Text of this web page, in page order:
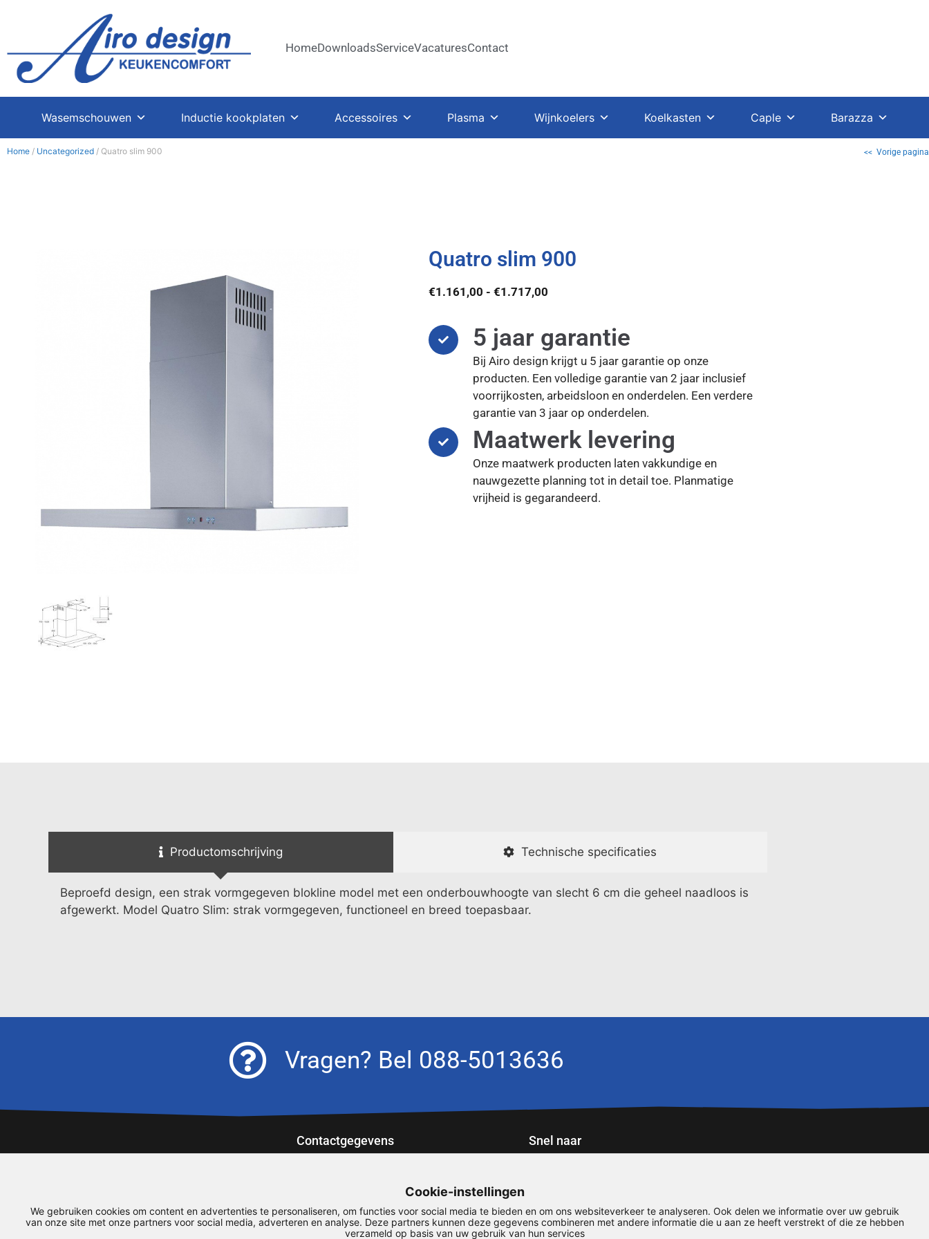
HomeDownloadsServiceVacaturesContact
Wasemschouwen Inductie kookplaten Accessoires Plasma Wijnkoelers Koelkasten Caple Barazza
Home / Uncategorized / Quatro slim 900 << Vorige pagina
Quatro slim 900
€1.161,00 - €1.717,00
5 jaar garantie
Bij Airo design krijgt u 5 jaar garantie op onze
producten. Een volledige garantie van 2 jaar inclusief
voorrijkosten, arbeidsloon en onderdelen. Een verdere
garantie van 3 jaar op onderdelen.
Maatwerk levering
Onze maatwerk producten laten vakkundige en
nauwgezette planning tot in detail toe. Planmatige
vrijheid is gegarandeerd.
Productomschrijving Technische specificaties
Beproefd design, een strak vormgegeven blokline model met een onderbouwhoogte van slecht 6 cm die geheel naadloos is
afgewerkt. Model Quatro Slim: strak vormgegeven, functioneel en breed toepasbaar.
Vragen? Bel 088-5013636
Contactgegevens
airodesign@airodesign.nl
Snel naar
Mijn account
Cookie-instellingen
We gebruiken cookies om content en advertenties te personaliseren, om functies voor social media te bieden en om ons websiteverkeer te analyseren. Ook delen we informatie over uw gebruik
van onze site met onze partners voor social media, adverteren en analyse. Deze partners kunnen deze gegevens combineren met andere informatie die u aan ze heeft verstrekt of die ze hebben
verzameld op basis van uw gebruik van hun services